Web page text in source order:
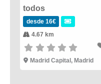
todos
desde 16€
4.67 km
Madrid Capital, Madrid